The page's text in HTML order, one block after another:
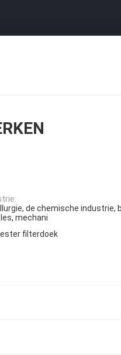
de chemische industrie,
mechani
filterdoek